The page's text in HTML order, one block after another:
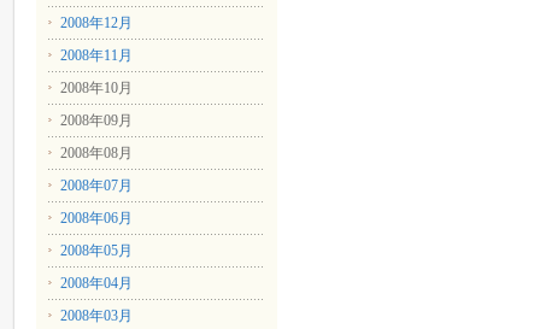
2008年12月
2008年11月
2008年10月
2008年09月
2008年08月
2008年07月
2008年06月
2008年05月
2008年04月
2008年03月